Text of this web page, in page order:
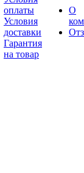
оплаты
Условия
доставки
Гарантия
на товар
О